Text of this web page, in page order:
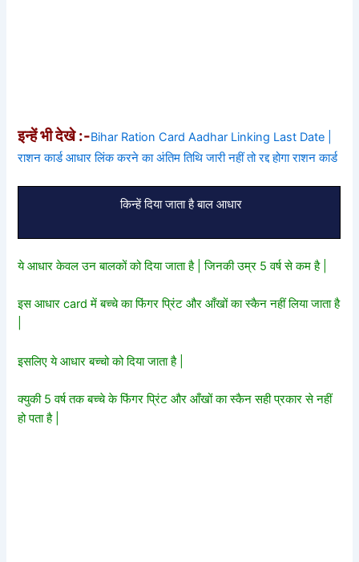
इन्हें भी देखे :-Bihar Ration Card Aadhar Linking Last Date |
राशन कार्ड आधार लिंक करने का अंतिम तिथि जारी नहीं तो रद्द होगा राशन कार्ड
किन्हें दिया जाता है बाल आधार
ये आधार केवल उन बालकों को दिया जाता है | जिनकी उम्र 5 वर्ष से कम है |
इस आधार card में बच्चे का फिंगर प्रिंट और आँखों का स्कैन नहीं लिया जाता है
इसलिए ये आधार बच्चो को दिया जाता है |
क्युकी 5 वर्ष तक बच्चे के फिंगर प्रिंट और आँखों का स्कैन सही प्रकार से नहीं
हो पता है |